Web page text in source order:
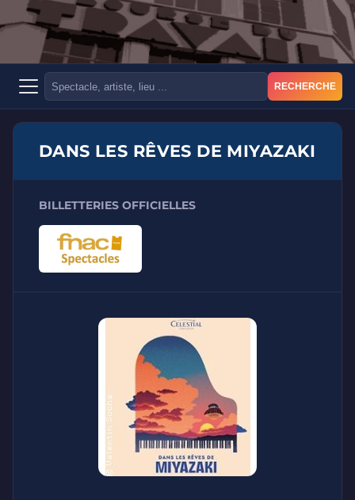
RECHERCHE
DANS LES RÊVES DE MIYAZAKI
BILLETTERIES OFFICIELLES